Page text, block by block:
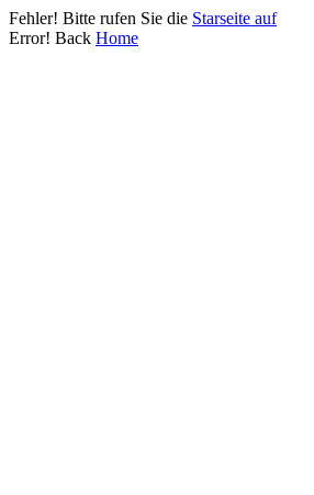
Fehler! Bitte rufen Sie die Starseite auf
Error! Back Home